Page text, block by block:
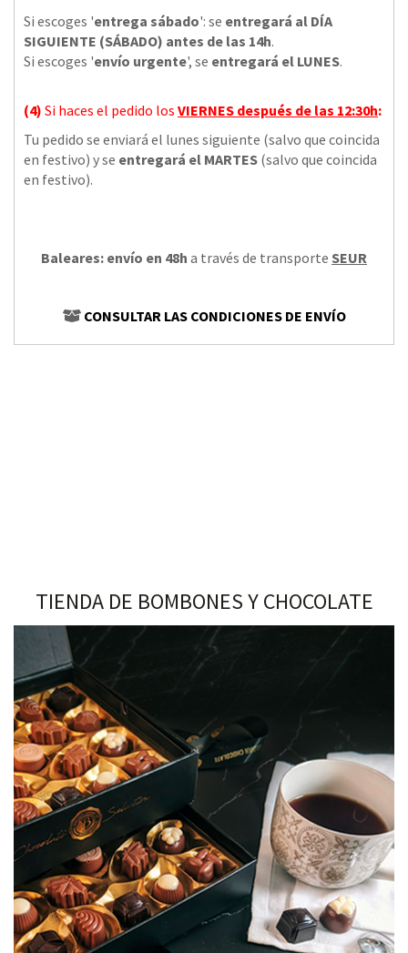
Si escoges 'entrega sábado': se entregará al DÍA
SIGUIENTE (SÁBADO) antes de las 14h.
Si escoges 'envío urgente', se entregará el LUNES.
(4) Si haces el pedido los VIERNES después de las 12:30h:
Tu pedido se enviará el lunes siguiente (salvo que coincida
en festivo) y se entregará el MARTES (salvo que coincida
en festivo).
Baleares: envío en 48h a través de transporte SEUR
CONSULTAR LAS CONDICIONES DE ENVÍO
TIENDA DE BOMBONES Y CHOCOLATE